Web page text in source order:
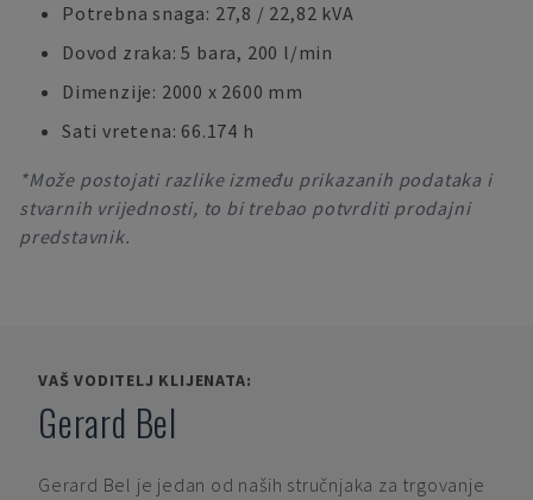
Potrebna snaga: 27,8 / 22,82 kVA
Dovod zraka: 5 bara, 200 l/min
Dimenzije: 2000 x 2600 mm
Sati vretena: 66.174 h
*Može postojati razlike između prikazanih podataka i
stvarnih vrijednosti, to bi trebao potvrditi prodajni
predstavnik.
VAŠ VODITELJ KLIJENATA:
Gerard Bel
Gerard Bel je jedan od naših stručnjaka za trgovanje